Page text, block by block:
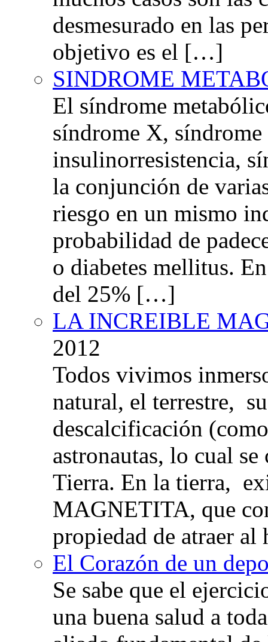
desmesurado en las
objetivo es el […]
SINDROME
El síndrome
síndrome X,
insulinorresistencia,
la conjunción de
riesgo en un mismo
probabilidad de
o diabetes mellitus.
del 25% […]
LA INCREIBLE
2012
Todos vivimos
natural, el terrestre,
descalcificación
astronautas, lo cual
Tierra. En la tierra,
MAGNETITA, que
propiedad de atraer
El Corazón de un
Se sabe que el
una buena salud a